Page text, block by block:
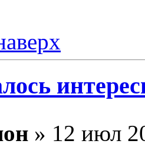
» 12 июл